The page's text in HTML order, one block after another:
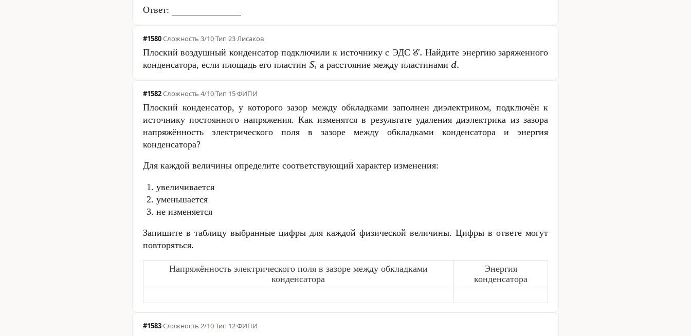
Ответ:
#1580·Сложность 3/10·Тип 23·Лисаков
Плоский воздушный конденсатор подключили к источнику с ЭДС
Найдите энергию заряженного
конденсатора, если площадь его пластин
а расстояние между пластинами
#1582·Сложность 4/10·Тип 15·ФИПИ
Плоский конденсатор, у которого зазор между обкладками заполнен диэлектриком, подключён к
источнику постоянного напряжения. Как изменятся в результате удаления диэлектрика из зазора
напряжённость электрического поля в зазоре между обкладками конденсатора и энергия
конденсатора?
Для каждой величины определите соответствующий характер изменения:
увеличивается
уменьшается
не изменяется
Запишите в таблицу выбранные цифры для каждой физической величины. Цифры в ответе могут
повторяться.
Напряжённость электрического поля в зазоре между обкладками
конденсатора
Энергия
конденсатора
#1583·Сложность 2/10·Тип 12·ФИПИ